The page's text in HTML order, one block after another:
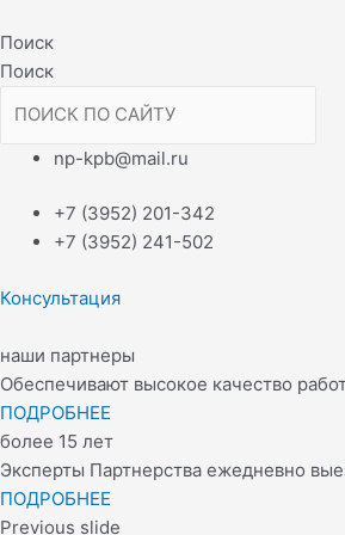
к
содержимому
Поиск
Поиск
np-kpb@mail.ru
+7 (3952) 201-342
+7 (3952) 241-502
Консультация
наши партнеры
Обеспечивают высокое качество
ПОДРОБНЕЕ
более 15 лет
Эксперты Партнерства ежедневно
ПОДРОБНЕЕ
Previous slide